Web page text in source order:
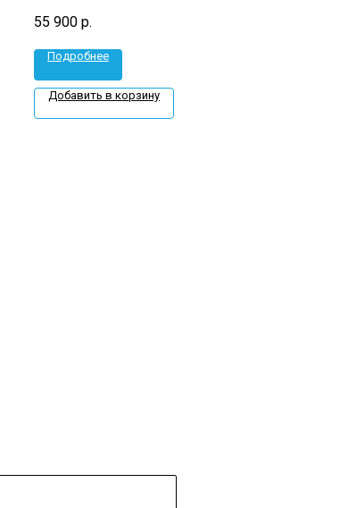
55 900 р.
Подробнее
Добавить в корзину